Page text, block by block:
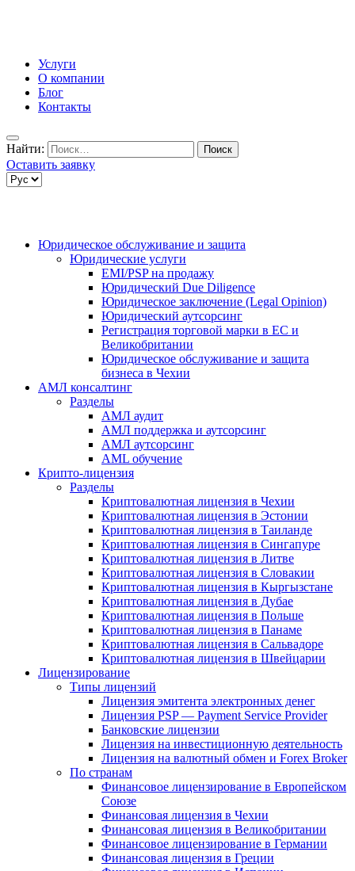
Услуги
О компании
Блог
Контакты
Найти:
Оставить заявку
Юридическое обслуживание и защита
Юридические услуги
EMI/PSP на продажу
Юридический Due Diligence
Юридическое заключение (Legal Opinion)
Юридический аутсорсинг
Регистрация торговой марки в ЕС и
Великобритании
Юридическое обслуживание и защита
бизнеса в Чехии
АМЛ консалтинг
Разделы
АМЛ аудит
АМЛ поддержка и аутсорсинг
АМЛ аутсорсинг
AML обучение
Крипто-лицензия
Разделы
Криптовалютная лицензия в Чехии
Криптовалютная лицензия в Эстонии
Криптовалютная лицензия в Таиланде
Криптовалютная лицензия в Сингапуре
Криптовалютная лицензия в Литве
Криптовалютная лицензия в Словакии
Криптовалютная лицензия в Кыргызстане
Криптовалютная лицензия в Дубае
Криптовалютная лицензия в Польше
Криптовалютная лицензия в Панаме
Криптовалютная лицензия в Сальвадоре
Криптовалютная лицензия в Швейцарии
Лицензирование
Типы лицензий
Лицензия эмитента электронных денег
Лицензия PSP — Payment Service Provider
Банковские лицензии
Лицензия на инвестиционную деятельность
Лицензия на валютный обмен и Forex Broker
По странам
Финансовое лицензирование в Европейском
Союзе
Финансовая лицензия в Чехии
Финансовая лицензия в Великобритании
Финансовое лицензирование в Германии
Финансовая лицензия в Греции